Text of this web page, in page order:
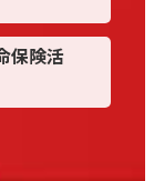
保険活